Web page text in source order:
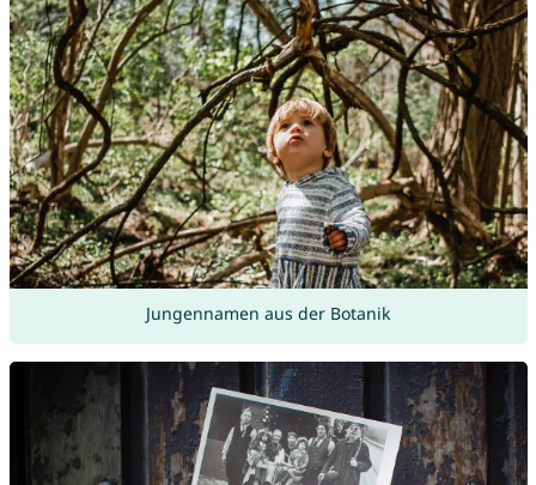
Jungennamen aus der Botanik